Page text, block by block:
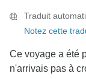
Traduit
Notez cette
Ce voyage a été
n'arrivais pas à